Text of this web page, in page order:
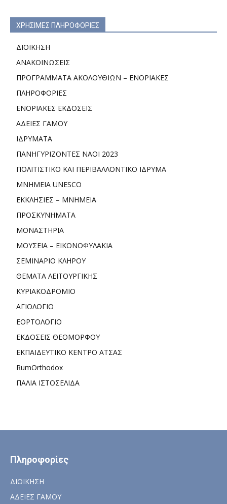
ΧΡΗΣΙΜΕΣ ΠΛΗΡΟΦΟΡΙΕΣ
ΔΙΟΙΚΗΣΗ
ΑΝΑΚΟΙΝΩΣΕΙΣ
ΠΡΟΓΡΑΜΜΑΤΑ ΑΚΟΛΟΥΘΙΩΝ – ΕΝΟΡΙΑΚΕΣ
ΠΛΗΡΟΦΟΡΙΕΣ
ΕΝΟΡΙΑΚΕΣ ΕΚΔΟΣΕΙΣ
ΑΔΕΙΕΣ ΓΑΜΟΥ
ΙΔΡΥΜΑΤΑ
ΠΑΝΗΓΥΡΙΖΟΝΤΕΣ ΝΑΟΙ 2023
ΠΟΛΙΤΙΣΤΙΚΟ ΚΑΙ ΠΕΡΙΒΑΛΛΟΝΤΙΚΟ ΙΔΡΥΜΑ
ΜΝΗΜΕΙΑ UNESCO
ΕΚΚΛΗΣΙΕΣ – ΜΝΗΜΕΙΑ
ΠΡΟΣΚΥΝΗΜΑΤΑ
ΜΟΝΑΣΤΗΡΙΑ
ΜΟΥΣΕΙΑ – ΕΙΚΟΝΟΦΥΛΑΚΙΑ
ΣΕΜΙΝΑΡΙΟ ΚΛΗΡΟΥ
ΘΕΜΑΤΑ ΛΕΙΤΟΥΡΓΙΚΗΣ
ΚΥΡΙΑΚΟΔΡΟΜΙΟ
ΑΓΙΟΛΟΓΙΟ
ΕΟΡΤΟΛΟΓΙΟ
ΕΚΔΟΣΕΙΣ ΘΕΟΜΟΡΦΟΥ
ΕΚΠΑΙΔΕΥΤΙΚΟ ΚΕΝΤΡΟ ΑΤΣΑΣ
RumOrthodox
ΠΑΛΙΑ ΙΣΤΟΣΕΛΙΔΑ
Πληροφορίες
ΔΙΟΙΚΗΣΗ
ΑΔΕΙΕΣ ΓΑΜΟΥ